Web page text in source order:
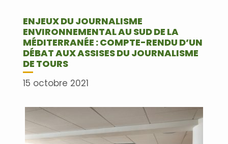
ENJEUX DU JOURNALISME
ENVIRONNEMENTAL AU SUD DE LA
MÉDITERRANÉE : COMPTE-RENDU D’UN
DÉBAT AUX ASSISES DU JOURNALISME
DE TOURS
15 octobre 2021